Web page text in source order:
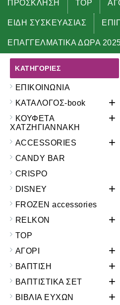
ΠΡΟΣΚΛΗΣΗ TOP
ΕΙΔΗ ΣΥΣΚΕΥΑΣΙΑΣ
ΕΠΑΓΓΕΛΜΑΤΙΚΑ ΔΩΡΑ
Αρχική ΝΟΝΟΣ ΠΛΗΡΕΣ
ΚΑΤΗΓΟΡΊΕΣ
ΕΠΙΚΟΙΝΩΝΙΑ
ΚΑΤΑΛΟΓΟΣ-book
+
ΚΟΥΦΕΤΑ
ΧΑΤΖΗΓΙΑΝΝΑΚΗ
+
ACCESSORIES +
CANDY BAR
CRISPO
DISNEY
+
FROZEN accessories
RELKON
+
TOP
ΑΓΟΡΙ
+
ΒΑΠΤΙΣΗ +
ΒΑΠΤΙΣΤΙΚΑ ΣΕΤ +
ΒΙΒΛΙΑ ΕΥΧΩΝ +